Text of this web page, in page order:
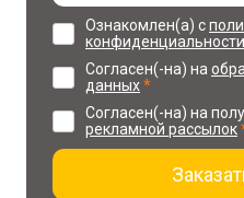
Ознакомлен(а) с
конфиденциальности
Согласен(-на) на
данных*
Согласен(-на) на
рекламной рассылок